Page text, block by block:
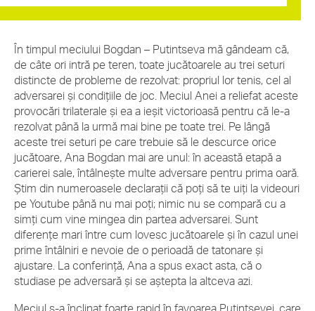
În timpul meciului Bogdan – Putintseva mă gândeam că,
de câte ori intră pe teren, toate jucătoarele au trei seturi
distincte de probleme de rezolvat: propriul lor tenis, cel al
adversarei și condițiile de joc. Meciul Anei a reliefat aceste
provocări trilaterale și ea a ieșit victorioasă pentru că le-a
rezolvat până la urmă mai bine pe toate trei. Pe lângă
aceste trei seturi pe care trebuie să le descurce orice
jucătoare, Ana Bogdan mai are unul: în această etapă a
carierei sale, întâlnește multe adversare pentru prima oară.
Știm din numeroasele declarații că poți să te uiți la videouri
pe Youtube până nu mai poți; nimic nu se compară cu a
simți cum vine mingea din partea adversarei. Sunt
diferențe mari între cum lovesc jucătoarele și în cazul unei
prime întâlniri e nevoie de o perioadă de tatonare și
ajustare. La conferință, Ana a spus exact asta, că o
studiase pe adversară și se aștepta la altceva azi.
Meciul s-a înclinat foarte rapid în favoarea Putintsevei, care